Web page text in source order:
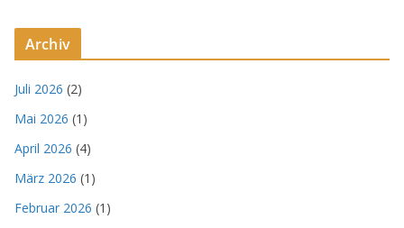
Archiv
Juli 2026 (2)
Mai 2026 (1)
April 2026 (4)
März 2026 (1)
Februar 2026 (1)